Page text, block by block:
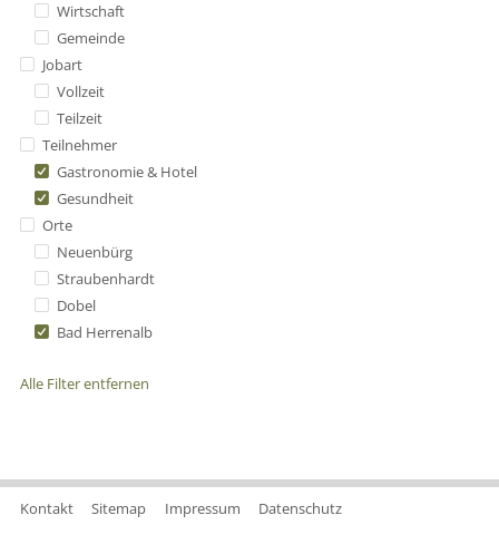
Wirtschaft
Gemeinde
Jobart
Vollzeit
Teilzeit
Teilnehmer
Gastronomie & Hotel
Gesundheit
Orte
Neuenbürg
Straubenhardt
Dobel
Bad Herrenalb
Alle Filter entfernen
Kontakt Sitemap Impressum Datenschutz